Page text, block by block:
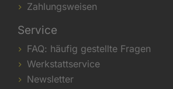
Zahlungsweisen
Service
FAQ: häufig gestellte Fragen
Werkstattservice
Newsletter